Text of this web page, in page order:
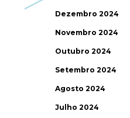
Dezembro 2024
Novembro 2024
Outubro 2024
Setembro 2024
Agosto 2024
Julho 2024